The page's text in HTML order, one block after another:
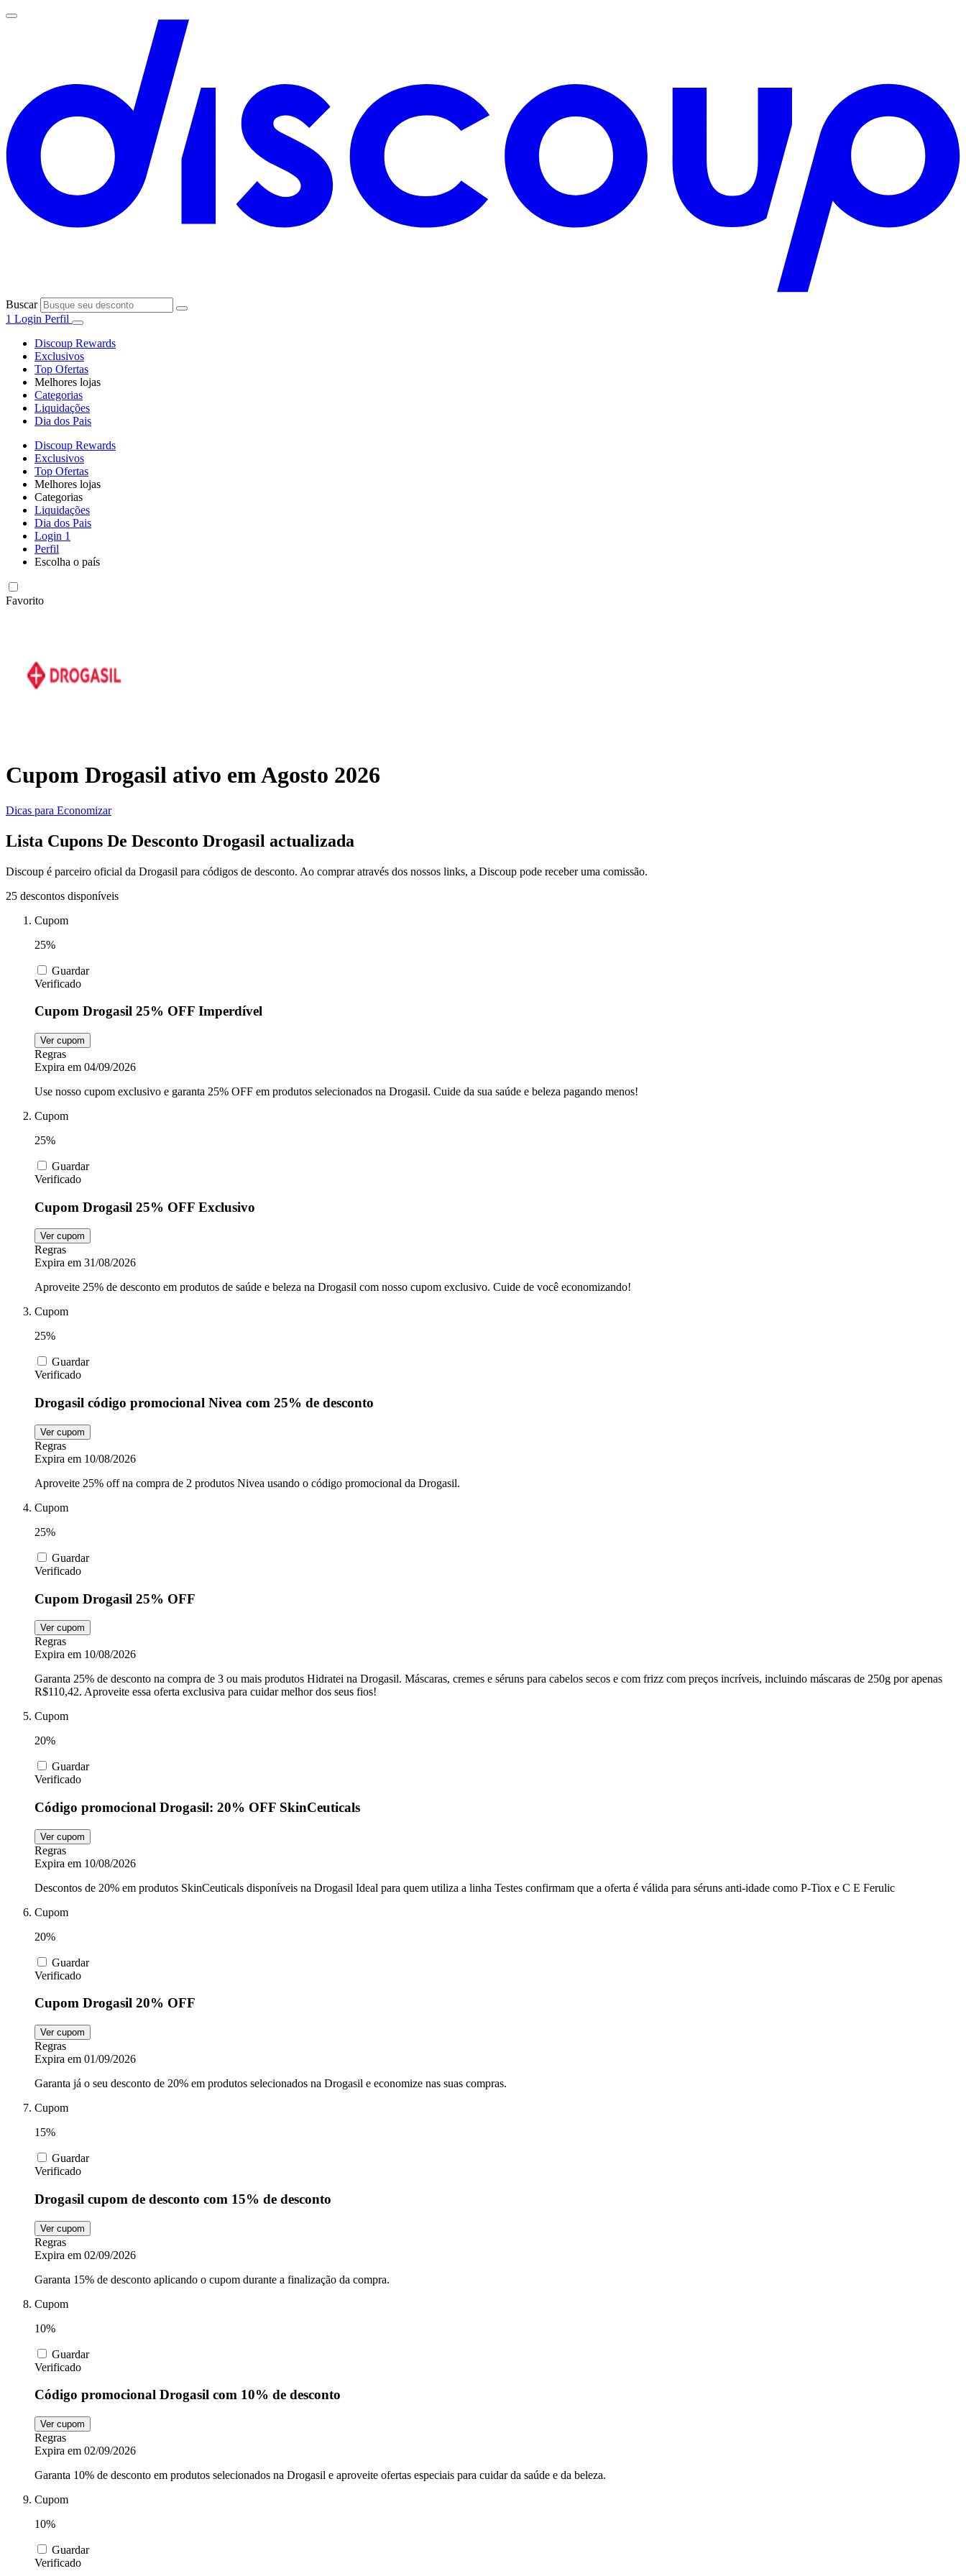
Buscar
1 Login Perfil
Discoup Rewards
Exclusivos
Top Ofertas
Melhores lojas
Categorias
Liquidações
Dia dos Pais
Discoup Rewards
Exclusivos
Top Ofertas
Melhores lojas
Categorias
Liquidações
Dia dos Pais
Login 1
Perfil
Escolha o país
Favorito
Cupom Drogasil ativo em Agosto 2026
Dicas para Economizar
Lista Cupons De Desconto Drogasil actualizada
Discoup é parceiro oficial da Drogasil para códigos de desconto. Ao comprar através dos nossos links, a Discoup pode receber uma comissão.
25 descontos disponíveis
Cupom
25%
Guardar
Verificado
Cupom Drogasil 25% OFF Imperdível
Ver cupom
Regras
Expira em 04/09/2026
Use nosso cupom exclusivo e garanta 25% OFF em produtos selecionados na Drogasil. Cuide da sua saúde e beleza pagando menos!
Cupom
25%
Guardar
Verificado
Cupom Drogasil 25% OFF Exclusivo
Ver cupom
Regras
Expira em 31/08/2026
Aproveite 25% de desconto em produtos de saúde e beleza na Drogasil com nosso cupom exclusivo. Cuide de você economizando!
Cupom
25%
Guardar
Verificado
Drogasil código promocional Nivea com 25% de desconto
Ver cupom
Regras
Expira em 10/08/2026
Aproveite 25% off na compra de 2 produtos Nivea usando o código promocional da Drogasil.
Cupom
25%
Guardar
Verificado
Cupom Drogasil 25% OFF
Ver cupom
Regras
Expira em 10/08/2026
Garanta 25% de desconto na compra de 3 ou mais produtos Hidratei na Drogasil. Máscaras, cremes e séruns para cabelos secos e com frizz com preços incríveis, incluindo máscaras de 250g por apenas
R$110,42. Aproveite essa oferta exclusiva para cuidar melhor dos seus fios!
Cupom
20%
Guardar
Verificado
Código promocional Drogasil: 20% OFF SkinCeuticals
Ver cupom
Regras
Expira em 10/08/2026
Descontos de 20% em produtos SkinCeuticals disponíveis na Drogasil Ideal para quem utiliza a linha Testes confirmam que a oferta é válida para séruns anti-idade como P-Tiox e C E Ferulic
Cupom
20%
Guardar
Verificado
Cupom Drogasil 20% OFF
Ver cupom
Regras
Expira em 01/09/2026
Garanta já o seu desconto de 20% em produtos selecionados na Drogasil e economize nas suas compras.
Cupom
15%
Guardar
Verificado
Drogasil cupom de desconto com 15% de desconto
Ver cupom
Regras
Expira em 02/09/2026
Garanta 15% de desconto aplicando o cupom durante a finalização da compra.
Cupom
10%
Guardar
Verificado
Código promocional Drogasil com 10% de desconto
Ver cupom
Regras
Expira em 02/09/2026
Garanta 10% de desconto em produtos selecionados na Drogasil e aproveite ofertas especiais para cuidar da saúde e da beleza.
Cupom
10%
Guardar
Verificado